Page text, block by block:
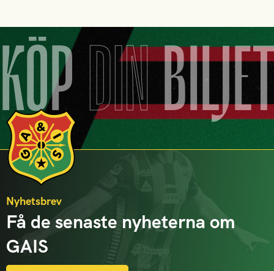
KÖPDIN
Nyhetsbrev
Få de senaste nyheterna om
GAIS